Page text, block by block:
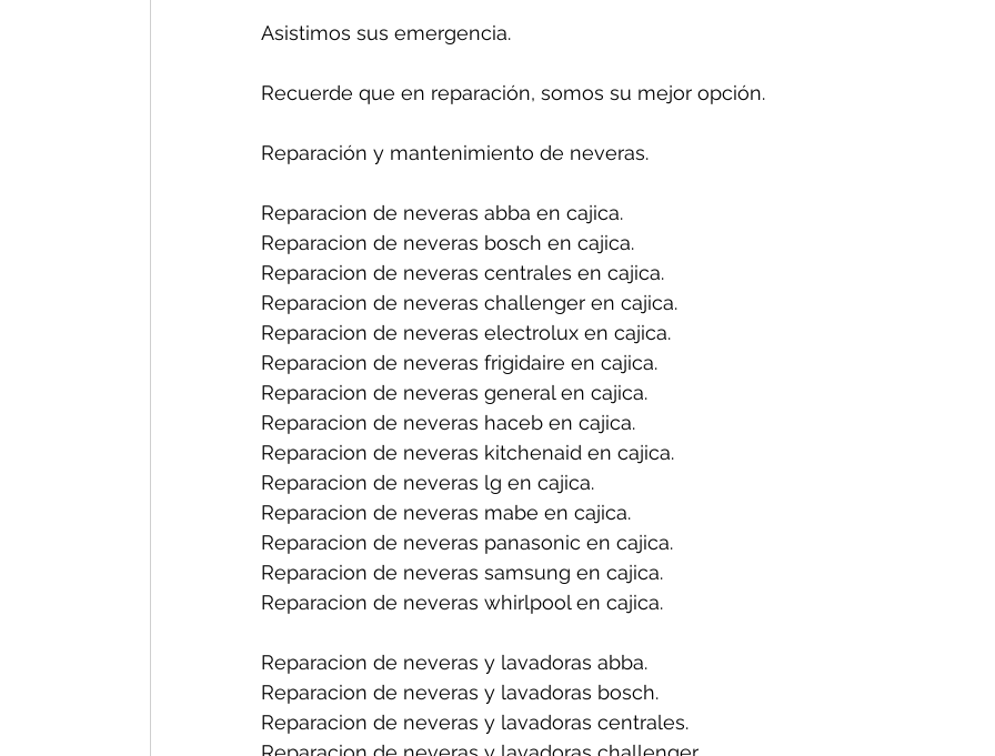
Asistimos sus emergencia.
Recuerde que en reparación, somos su mejor opción.
Reparación y mantenimiento de neveras.
Reparacion de neveras abba en cajica.
Reparacion de neveras bosch en cajica.
Reparacion de neveras centrales en cajica.
Reparacion de neveras challenger en cajica.
Reparacion de neveras electrolux en cajica.
Reparacion de neveras frigidaire en cajica.
Reparacion de neveras general en cajica.
Reparacion de neveras haceb en cajica.
Reparacion de neveras kitchenaid en cajica.
Reparacion de neveras lg en cajica.
Reparacion de neveras mabe en cajica.
Reparacion de neveras panasonic en cajica.
Reparacion de neveras samsung en cajica.
Reparacion de neveras whirlpool en cajica.
Reparacion de neveras y lavadoras abba.
Reparacion de neveras y lavadoras bosch.
Reparacion de neveras y lavadoras centrales.